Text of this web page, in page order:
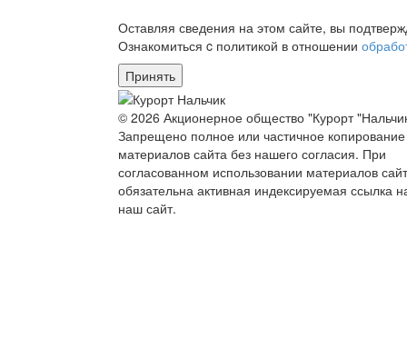
Оставляя сведения на этом сайте, вы
Ознакомиться c политикой в отношении
Принять
© 2026 Акционерное общество "Курорт
Запрещено полное или частичное копирование
материалов сайта без нашего согласия. При
согласованном использовании материалов
обязательна активная индексируемая ссылка
наш сайт.